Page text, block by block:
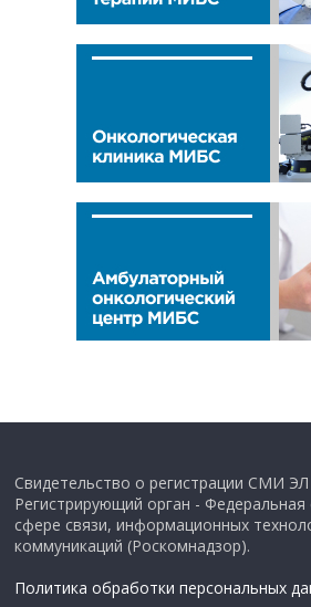
Свидетельство о регистрации СМИ
Регистрирующий орган -
сфере связи, информационных
коммуникаций (Роскомнадзор).
Политика обработки персональных